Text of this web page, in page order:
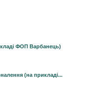
ФОП Варбанець)
(на прикладі...